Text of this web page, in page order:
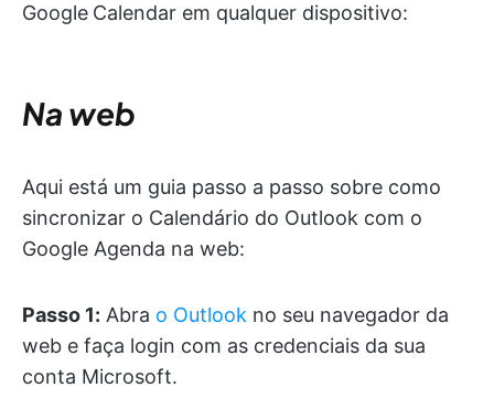
Google Calendar em qualquer dispositivo:
Na web
Aqui está um guia passo a passo sobre como
sincronizar o Calendário do Outlook com o
Google Agenda na web:
Passo 1: Abra o Outlook no seu navegador da
web e faça login com as credenciais da sua
conta Microsoft.